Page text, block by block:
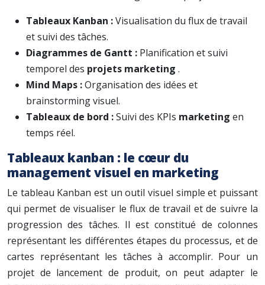
Tableaux Kanban :Visualisation du flux de travail
et suivi des tâches.
Diagrammes de Gantt : Planification et suivi
temporel des projets marketing .
Mind Maps :Organisation des idées et
brainstorming visuel.
Tableaux de bord :Suivi des KPIs marketing en
temps réel.
Tableaux kanban : le cœur du
management visuel en marketing
Le tableau Kanban est un outil visuel simple et puissant
qui permet de visualiser le flux de travail et de suivre la
progression des tâches. Il est constitué de colonnes
représentant les différentes étapes du processus, et de
cartes représentant les tâches à accomplir. Pour un
projet de lancement de produit, on peut adapter le